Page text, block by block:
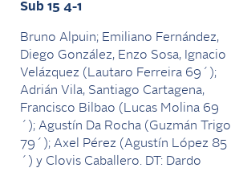
Sub 15 4-1
Bruno Alpuin; Emiliano Fernández,
Diego González, Enzo Sosa, Ignacio
Velázquez (Lautaro Ferreira 69´);
Adrián Vila, Santiago Cartagena,
Francisco Bilbao (Lucas Molina 69
´); Agustín Da Rocha (Guzmán Trigo
79´); Axel Pérez (Agustín López 85
´) y Clovis Caballero. DT: Dardo